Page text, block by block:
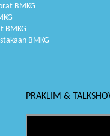
BMKG
BMKG
BMKG
PRAKLIM &